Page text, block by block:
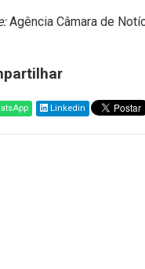
Agência Câmara de
Linkedin